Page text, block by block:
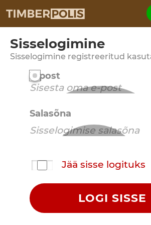
Sisselogimine
Sisselogimine registreeritud
E-post
Salasõna
Jää sisse logituks
LOGI SISSE